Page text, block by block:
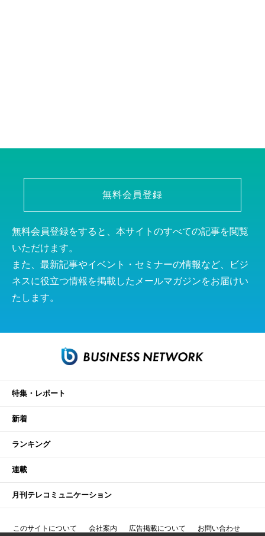
無料会員登録
無料会員登録をすると、本サイトのすべての記事を閲覧
いただけます。
また、最新記事やイベント・セミナーの情報など、ビジ
ネスに役立つ情報を掲載したメールマガジンをお届けい
たします。
特集・レポート
新着
ランキング
連載
月刊テレコミュニケーション
このサイトについて 会社案内 広告掲載について お問い合わせ